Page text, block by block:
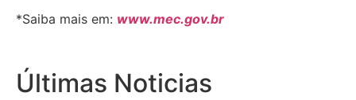
*Saiba mais em: www.mec.gov.br
Últimas Noticias